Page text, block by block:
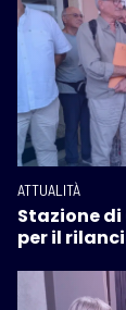
ATTUALITÀ
Stazione
per il